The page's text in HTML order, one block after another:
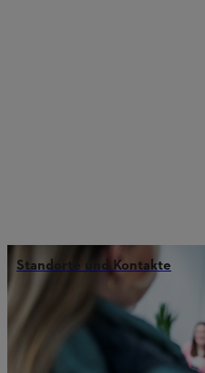
Standorte und Kontakte